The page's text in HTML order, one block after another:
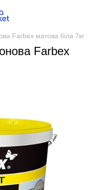
Farbex матова біла 7кг
Farbex